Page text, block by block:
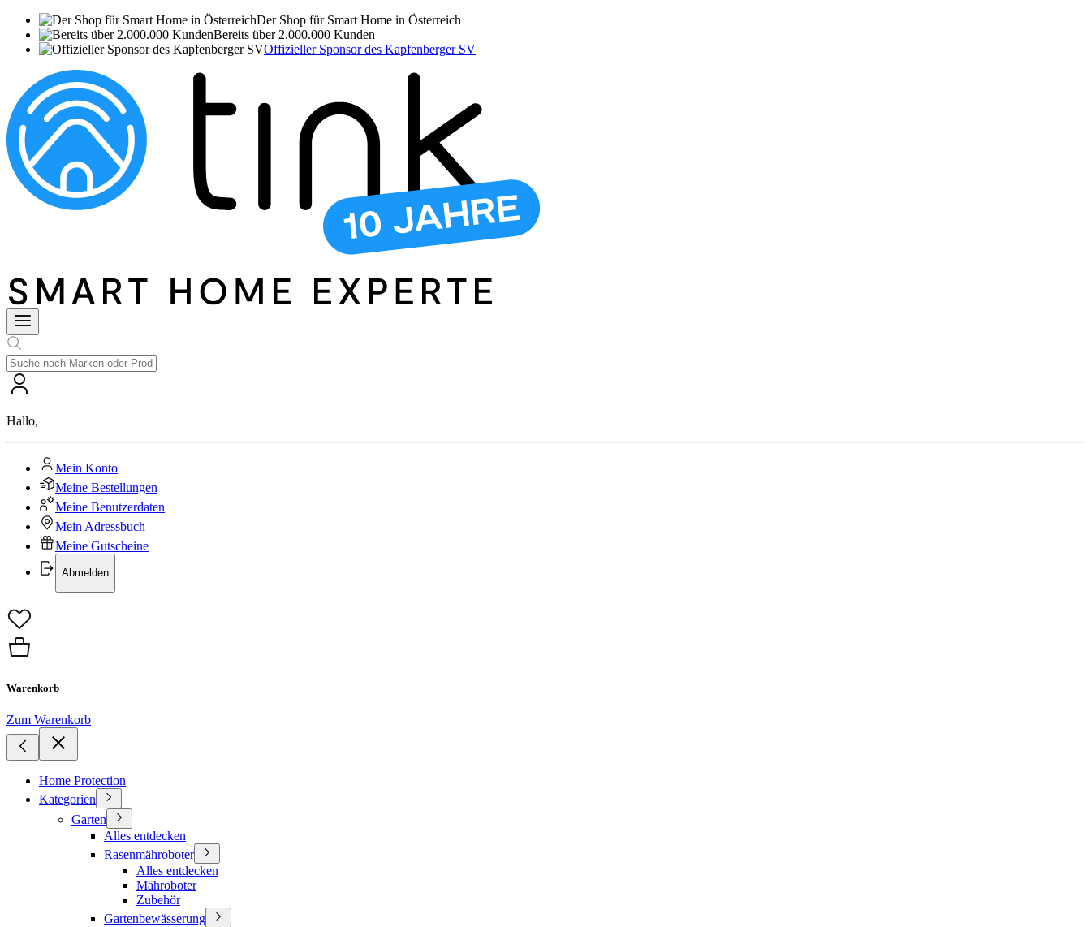
Der Shop für Smart Home in Österreich
Bereits über 2.000.000 Kunden
Offizieller Sponsor des Kapfenberger SV
Hallo,
Mein Konto
Meine Bestellungen
Meine Benutzerdaten
Mein Adressbuch
Meine Gutscheine
Abmelden
Warenkorb
Zum Warenkorb
Home Protection
Kategorien
Garten
Alles entdecken
Rasenmähroboter
Alles entdecken
Mähroboter
Zubehör
Gartenbewässerung